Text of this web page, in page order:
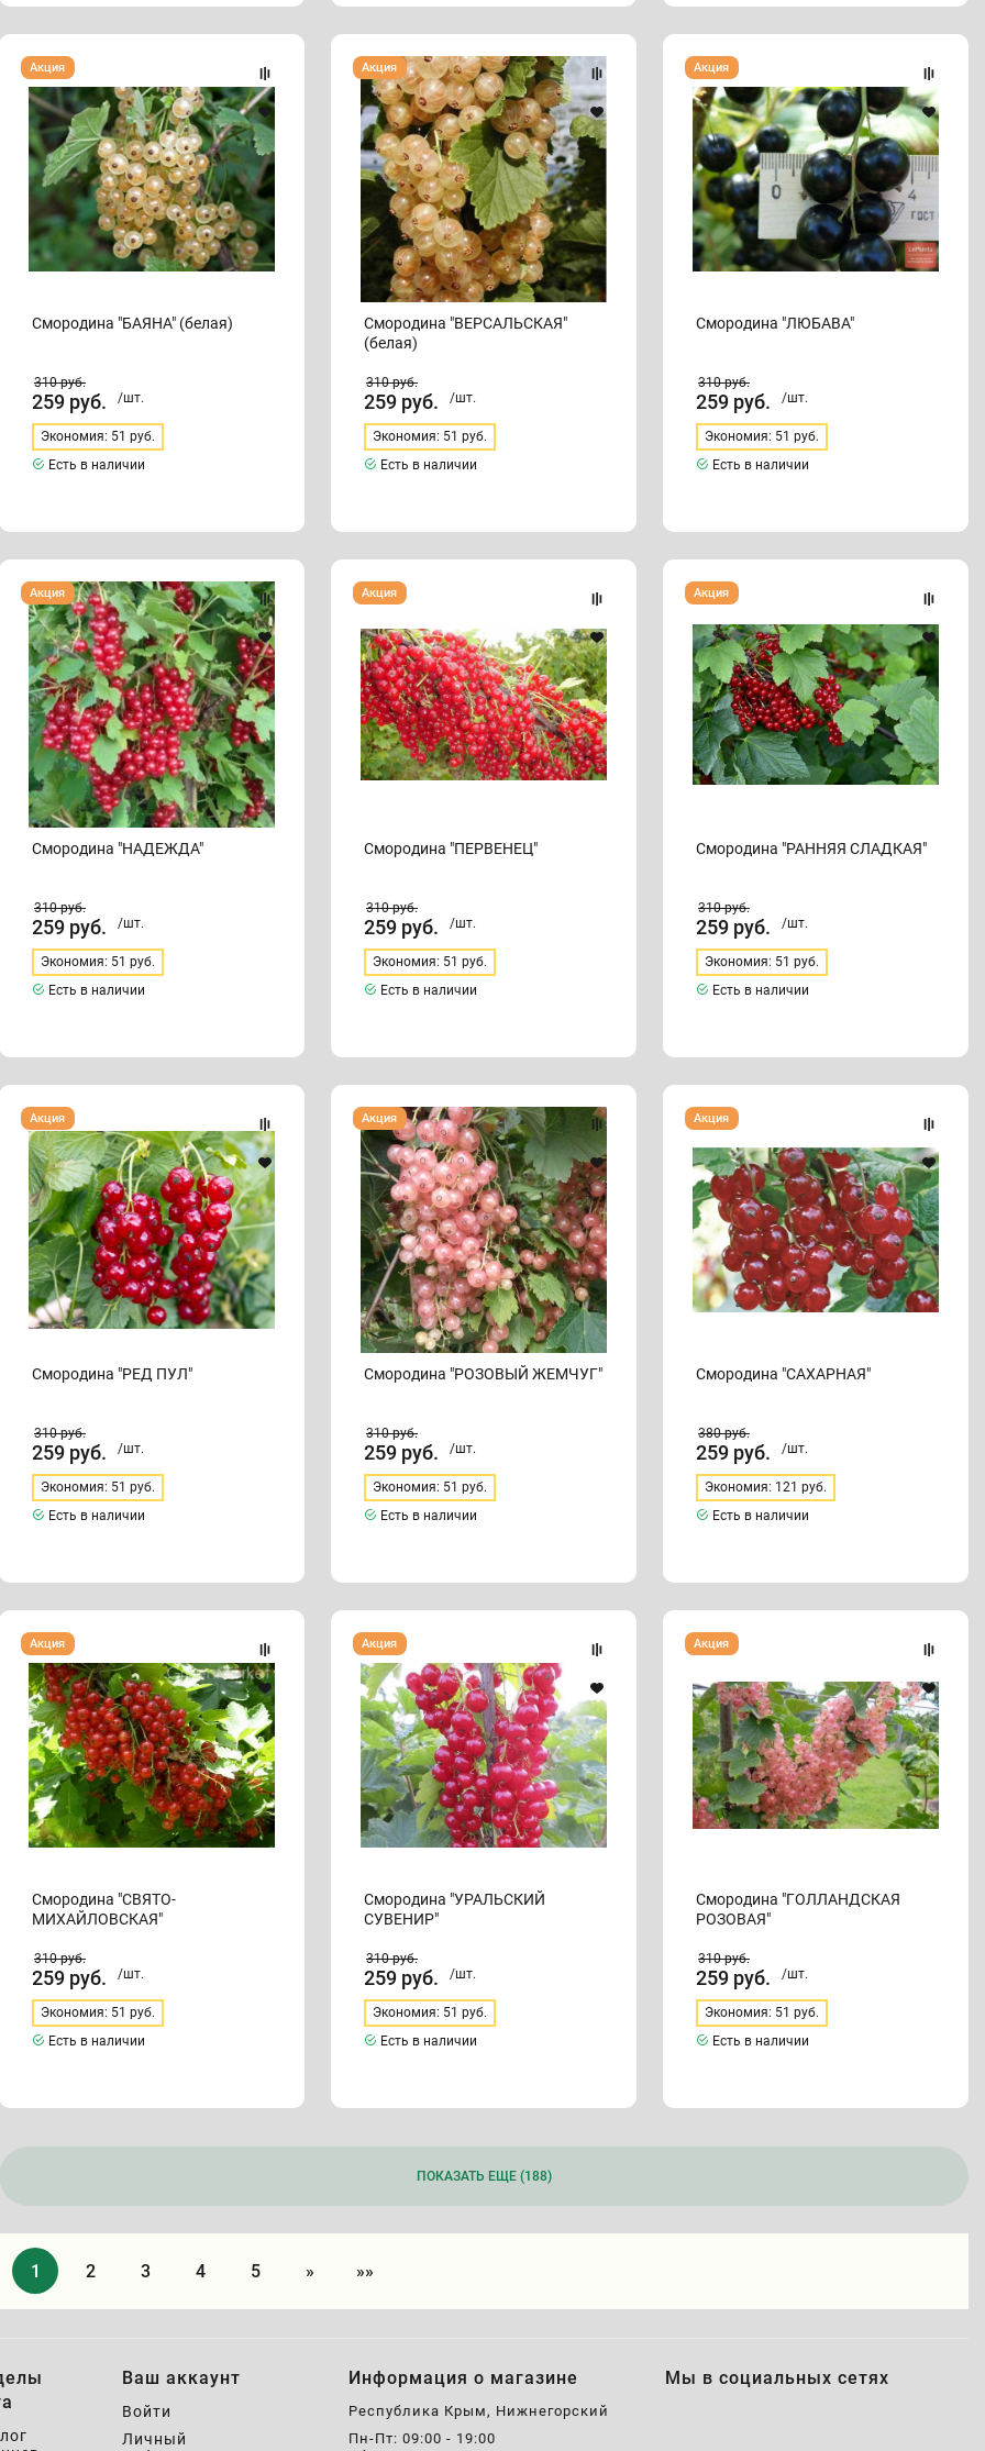
Смородина
"БАЯНА"
(белая)
Смородина "БАЯНА" (белая)
Акция
310руб.
259 руб. /шт.
Экономия: 51 руб.
Есть в наличии
Смородина
"ВЕРСАЛЬСКАЯ"
(белая)
Смородина "ВЕРСАЛЬСКАЯ"
(белая)
Акция
310руб.
259 руб. /шт.
Экономия: 51 руб.
Есть в наличии
Смородина
"ЛЮБАВА"
Смородина "ЛЮБАВА"
Акция
310руб.
259 руб. /шт.
Экономия: 51 руб.
Есть в наличии
Смородина
"НАДЕЖДА"
Смородина "НАДЕЖДА"
Акция
310руб.
259 руб. /шт.
Экономия: 51 руб.
Есть в наличии
Смородина
"ПЕРВЕНЕЦ"
Смородина "ПЕРВЕНЕЦ"
Акция
310руб.
259 руб. /шт.
Экономия: 51 руб.
Есть в наличии
Смородина
"РАННЯЯ
Смородина "РАННЯЯ СЛАДКАЯ"
Акция
310руб.
259 руб. /шт.
Экономия: 51 руб.
Есть в наличии
Смородина
"РЕД
ПУЛ"
Смородина "РЕД ПУЛ"
Акция
310руб.
259 руб. /шт.
Экономия: 51 руб.
Есть в наличии
Смородина
"РОЗОВЫЙ
ЖЕМЧУГ"
Смородина "РОЗОВЫЙ ЖЕМЧУГ"
Акция
310руб.
259 руб. /шт.
Экономия: 51 руб.
Есть в наличии
Смородина
"САХАРНАЯ"
Смородина "САХАРНАЯ"
Акция
380руб.
259 руб. /шт.
Экономия: 121 руб.
Есть в наличии
Смородина
"СВЯТО-
МИХАЙЛОВСКАЯ"
Смородина "СВЯТО-
МИХАЙЛОВСКАЯ"
Акция
310руб.
259 руб. /шт.
Экономия: 51 руб.
Есть в наличии
Смородина
"УРАЛЬСКИЙ
СУВЕНИР"
Смородина "УРАЛЬСКИЙ
СУВЕНИР"
Акция
310руб.
259 руб. /шт.
Экономия: 51 руб.
Есть в наличии
Смородина
"ГОЛЛАНДСКАЯ
Смородина "ГОЛЛАНДСКАЯ
РОЗОВАЯ"
Акция
310руб.
259 руб. /шт.
Экономия: 51 руб.
Есть в наличии
ПОКАЗАТЬ ЕЩЕ (188)
1 2 3 4 5 » »»
Ваш аккаунт
Войти
Личный
Информация о магазине
Республика Крым, Нижнегорский
Пн-Пт: 09:00 - 19:00
Мы в социальных сетях